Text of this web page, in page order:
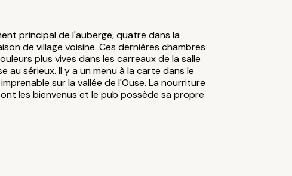
principal de l'auberge, quatre dans la
de village voisine. Ces dernières chambres
plus vives dans les carreaux de la salle
sérieux. Il y a un menu à la carte dans le
sur la vallée de l'Ouse. La nourriture
les bienvenus et le pub possède sa propre